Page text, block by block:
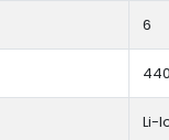
6
Li-